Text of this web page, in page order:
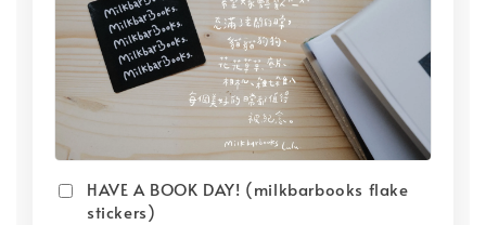
HAVE A BOOK DAY! (milkbarbooks flake
stickers)